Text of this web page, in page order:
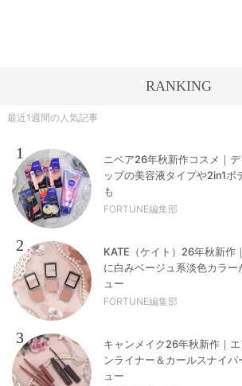
RANKING
最近1週間の人気記事
1
ニベア26年秋新作コスメ｜
ップの美容液タイプや2in1ボ
も
FORTUNE編集部
2
KATE（ケイト）26年秋新作
に白みベージュ系淡色カラ
ュー
FORTUNE編集部
3
キャンメイク26年秋新作｜
ンライナー＆カールスナイ
ュー